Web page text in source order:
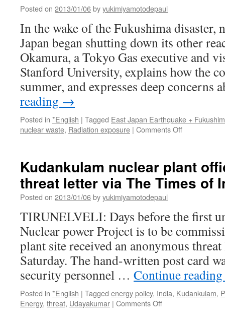
方
を
ド
イ
ツ
か
ら
学
ぶ
Actio
Posted on 2013/01/06byyukimiyamotodepaul
In the wake of the Fukushima disaster,
Japan began shutting down its other
Okamura, a Tokyo Gas executive and
Stanford University, explains how the
summer, and expresses deep
reading →
Posted in *English | Tagged East Japan Earthquake +
nuclear waste, Radiation exposure | Comments Offon
help
Japan
survive
power,
Stanford
visiting
scholar
says
Stanford
News
Kudankulam nuclear plant
threat letter via The Times of
Posted on 2013/01/06byyukimiyamotodepaul
TIRUNELVELI: Days before the first
Nuclear power Project is to be
plant site received an anonymous
Saturday. The hand-written post card
security personnel … Continue reading
Posted in *English | Tagged energy policy, India, Kudankulam,
Energy, threat, Udayakumar | Comments Offon